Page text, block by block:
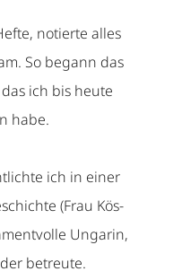
notierte alles
So begann das
ich bis heute
habe.
ich in einer
(Frau Kös-
Ungarin,
betreute.